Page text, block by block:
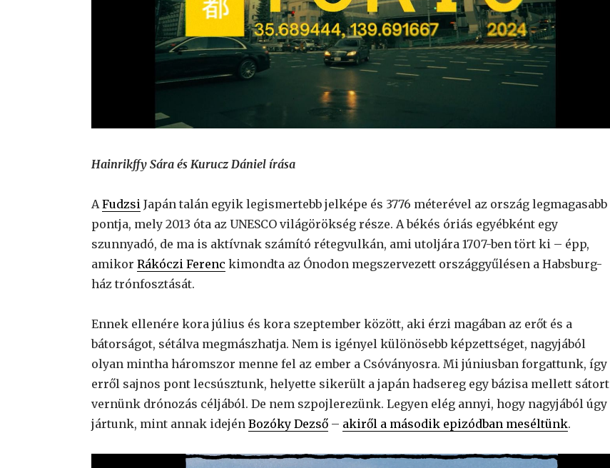
Hainrikffy Sára és Kurucz Dániel írása
AFudzsi Japán talán egyik legismertebb jelképe és 3776 méterével az ország legmagasabb
pontja, mely 2013 óta az UNESCO világörökség része. A békés óriás egyébként egy
szunnyadó, de ma is aktívnak számító rétegvulkán, ami utoljára 1707-ben tört ki – épp,
amikor Rákóczi Ferenc kimondta az Ónodon megszervezett országgyűlésen a Habsburg-
ház trónfosztását.
Ennek ellenére kora július és kora szeptember között, aki érzi magában az erőt és a
bátorságot, sétálva megmászhatja. Nem is igényel különösebb képzettséget, nagyjából
olyan mintha háromszor menne fel az ember a Csóványosra. Mi júniusban forgattunk, így
erről sajnos pont lecsúsztunk, helyette sikerült a japán hadsereg egy bázisa mellett sátort
vernünk drónozás céljából. De nem szpojlerezünk. Legyen elég annyi, hogy nagyjából úgy
jártunk, mint annak idején Bozóky Dezső – akiről a második epizódban meséltünk.